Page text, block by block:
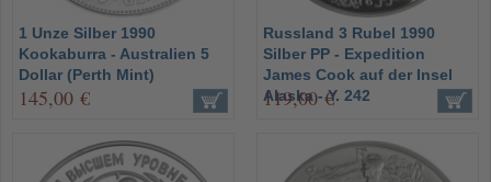
1 Unze Silber 1990
Kookaburra - Australien 5
Dollar (Perth Mint)
145,00 €
Russland 3 Rubel 1990
Silber PP - Expedition
James Cook auf der Insel
Alaska - Y. 242
119,00 €